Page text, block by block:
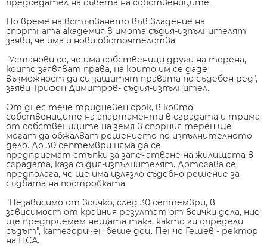
председател на съвета на собствениците.
По време на встъпването във владение на
спортната академия в имота съдия-изпълнителят
заяви, че има и нови обстоятелства
"Установи се, че има собственици други на терена,
които заявяват права, на които им се даде
възможност да си защитят правата по съдебен ред",
заяви Трифон Димитров- съдия-изпълнител.
От днес тече тридневен срок, в който
собствениците на апартаменти в сградата и трима
от собствениците на земя в спорния терен ще
могат да обжалват решението по изпълнителното
дело. До 30 септември няма да се
предприемат стъпки за запечатване на жилищата в
сградата, каза съдия-изпълнителят. Дотогава се
предполага, че ще има излязло съдебно решение за
съдбата на постройката.
"Независимо от всичко, след 30 септември, в
зависимост от крайния резултат от всички дела, ние
ще предприемем нещата така, както ги определи
съдът", категоричен беше доц. Пенчо Гешев - ректор
на НСА.